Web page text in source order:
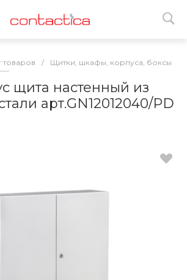
товаров / Щитки, шкафы, корпуса, боксы
щита настенный из
арт.GN12012040/PD